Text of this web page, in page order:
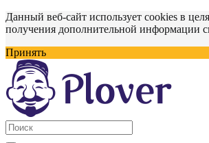
Данный веб-сайт использует cookies в
получения дополнительной информации
Принять